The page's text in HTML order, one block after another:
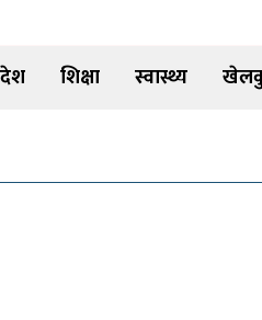
शिक्षा स्वास्थ्य